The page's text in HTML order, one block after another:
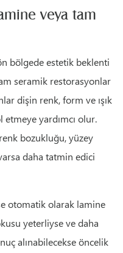
veya tam
bölgede estetik beklenti
seramik restorasyonlar
dişin renk, form ve ışık
yardımcı olur.
bozukluğu, yüzey
daha tatmin edici
otomatik olarak lamine
yeterliyse ve daha
alınabilecekse öncelik